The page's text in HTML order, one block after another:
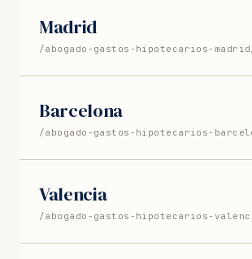
Madrid
/abogado-gastos-hipotecarios-
Barcelona
/abogado-gastos-hipotecarios-
Valencia
/abogado-gastos-hipotecarios-